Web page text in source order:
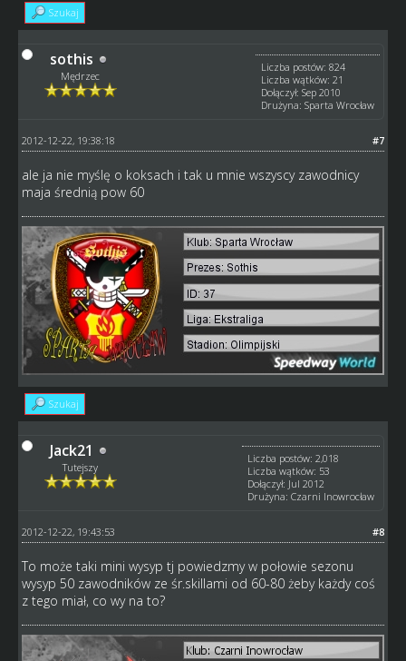
Szukaj
sothis
Mędrzec
Liczba postów: 824
Liczba wątków: 21
Dołączył: Sep 2010
Drużyna: Sparta Wrocław
#7
2012-12-22, 19:38:18
ale ja nie myślę o koksach i tak u mnie wszyscy zawodnicy
maja średnią pow 60
Szukaj
Jack21
Tutejszy
Liczba postów: 2,018
Liczba wątków: 53
Dołączył: Jul 2012
Drużyna: Czarni Inowrocław
#8
2012-12-22, 19:43:53
To może taki mini wysyp tj powiedzmy w połowie sezonu
wysyp 50 zawodników ze śr.skillami od 60-80 żeby każdy coś
z tego miał, co wy na to?